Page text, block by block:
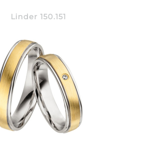
Linder 150.151